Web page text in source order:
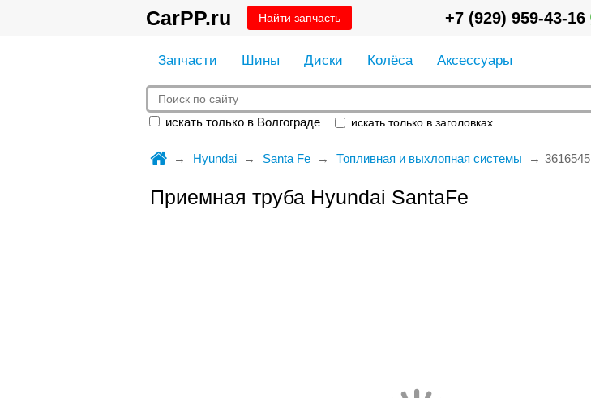
CarPP.ru Найти запчасть +7 (929) 959-43-16
Запчасти Шины Диски Колёса Аксессуары
искать только в Волгограде искать только в заголовках
Hyundai Santa Fe Топливная и выхлопная системы 3616545
Приемная труба Hyundai SantaFe